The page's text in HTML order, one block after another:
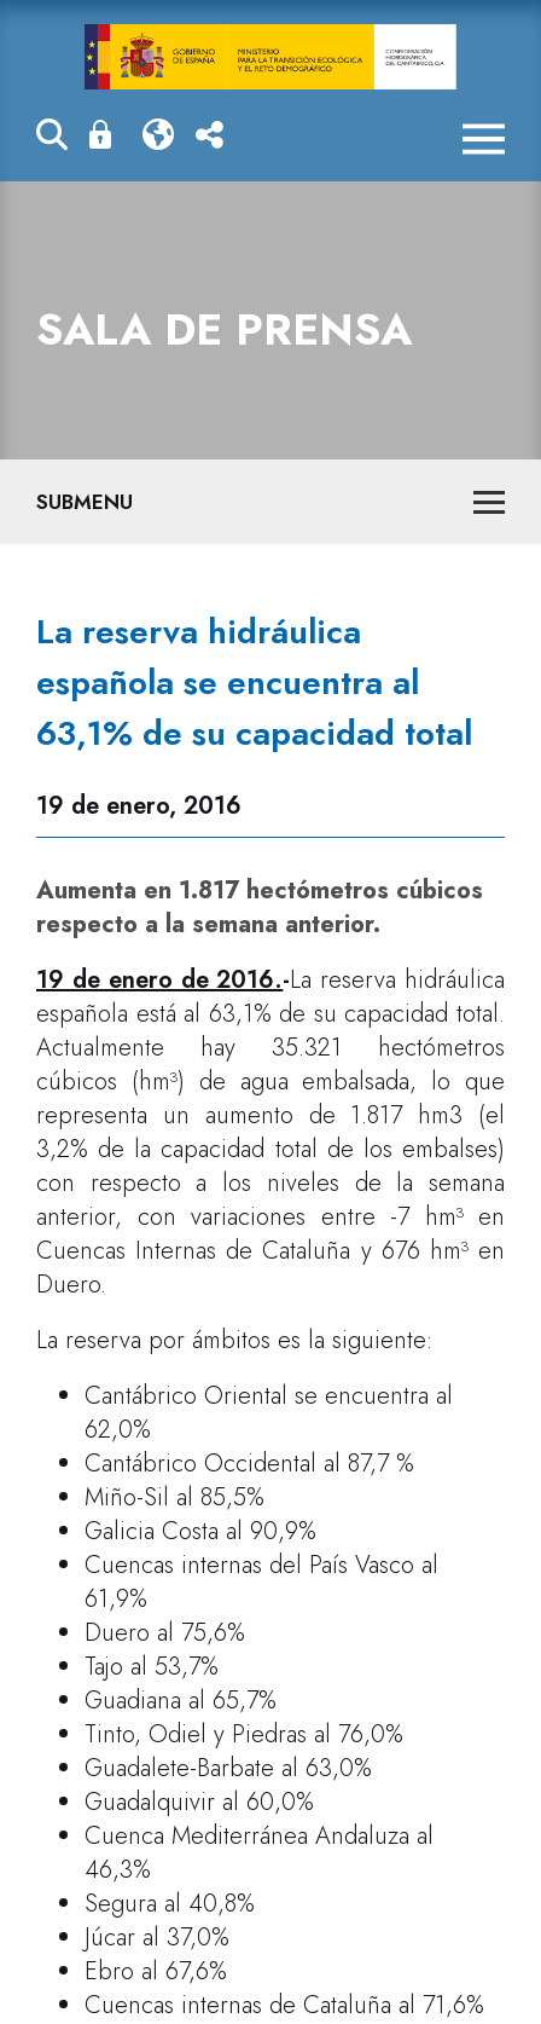
La reserva
SALA DE PRENSA
SUBMENU
La reserva hidráulica
española se encuentra al
63,1% de su capacidad total
19 de enero, 2016
Aumenta en 1.817 hectómetros cúbicos
respecto a la semana anterior.
19 de enero de 2016.-La reserva hidráulica
española está al 63,1% de su capacidad total.
Actualmente hay 35.321 hectómetros
cúbicos (hm³) de agua embalsada, lo que
representa un aumento de 1.817 hm3 (el
3,2% de la capacidad total de los embalses)
con respecto a los niveles de la semana
anterior, con variaciones entre -7 hm³ en
Cuencas Internas de Cataluña y 676 hm³ en
Duero.
La reserva por ámbitos es la siguiente:
Cantábrico Oriental se encuentra al
62,0%
Cantábrico Occidental al 87,7 %
Miño-Sil al 85,5%
Galicia Costa al 90,9%
Cuencas internas del País Vasco al
61,9%
Duero al 75,6%
Tajo al 53,7%
Guadiana al 65,7%
Tinto, Odiel y Piedras al 76,0%
Guadalete-Barbate al 63,0%
Guadalquivir al 60,0%
Cuenca Mediterránea Andaluza al
46,3%
Segura al 40,8%
Júcar al 37,0%
Ebro al 67,6%
Cuencas internas de Cataluña al 71,6%